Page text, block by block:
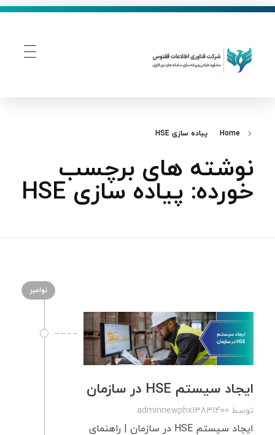
Home پیاده‌ سازی HSE
نوشته های برچسب
خورده: پیاده‌ سازی HSE
نوامبر
ایجاد سیستم HSE در سازمان
توسط adminnewphx13831400
ایجاد سیستم HSE در سازمان | راهنمای